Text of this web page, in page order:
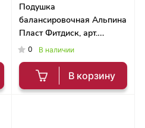
Подушка
балансировочная Альпина
Пласт Фитдиск, арт.
403273, черный
0 В наличии
В корзину